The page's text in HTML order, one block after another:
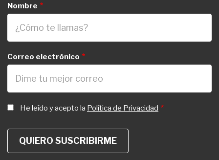
Nombre
Correo electrónico
He leído y acepto la Política de Privacidad